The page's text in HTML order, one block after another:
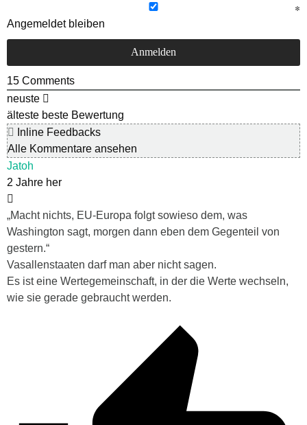
Angemeldet bleiben
15 Comments
neuste
älteste beste Bewertung
Inline Feedbacks
Alle Kommentare ansehen
Jatoh
2 Jahre her
„Macht nichts, EU-Europa folgt sowieso dem, was
Washington sagt, morgen dann eben dem Gegenteil von
gestern.“
Vasallenstaaten darf man aber nicht sagen.
Es ist eine Wertegemeinschaft, in der die Werte wechseln,
wie sie gerade gebraucht werden.